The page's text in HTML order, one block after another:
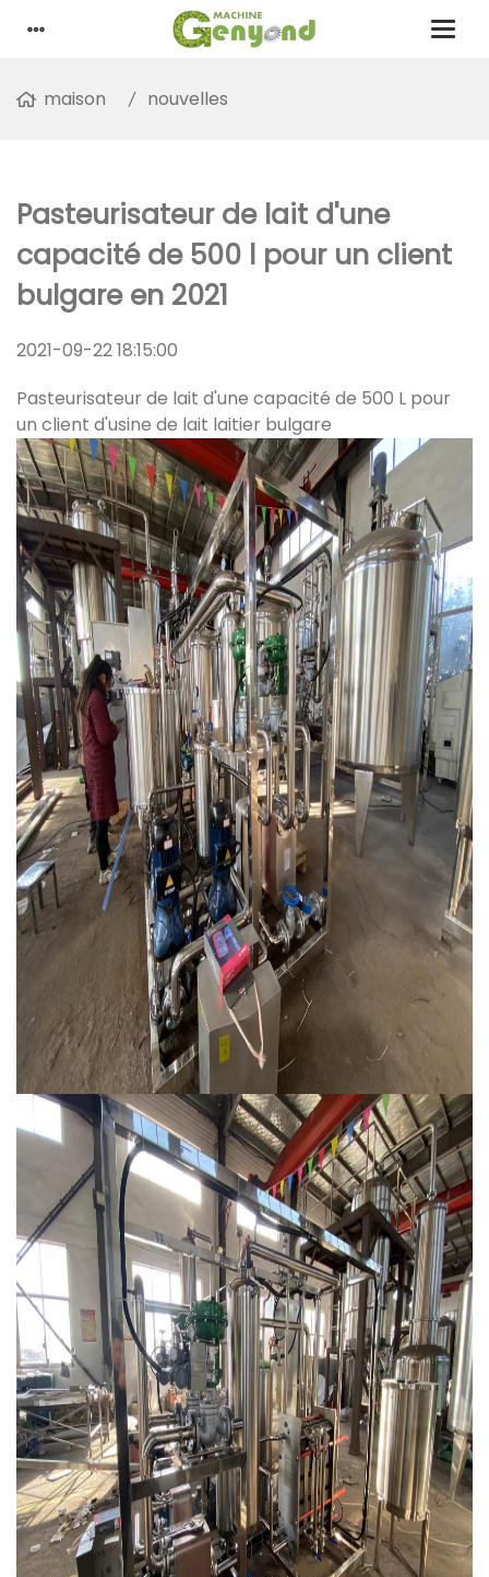
maison nouvelles
Pasteurisateur de lait d'une
capacité de 500 l pour un client
bulgare en 2021
2021-09-22 18:15:00
Pasteurisateur de lait d'une capacité de 500 L pour
un client d'usine de lait laitier bulgare